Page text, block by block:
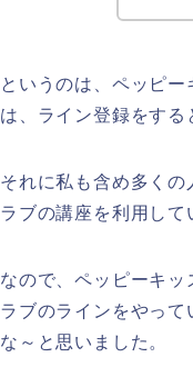
というのは、ペッピ
は、ライン登録をする
それに私も含め多く
ラブの講座を利用して
なので、ペッピーキ
ラブのラインをやっ
な～と思いました。